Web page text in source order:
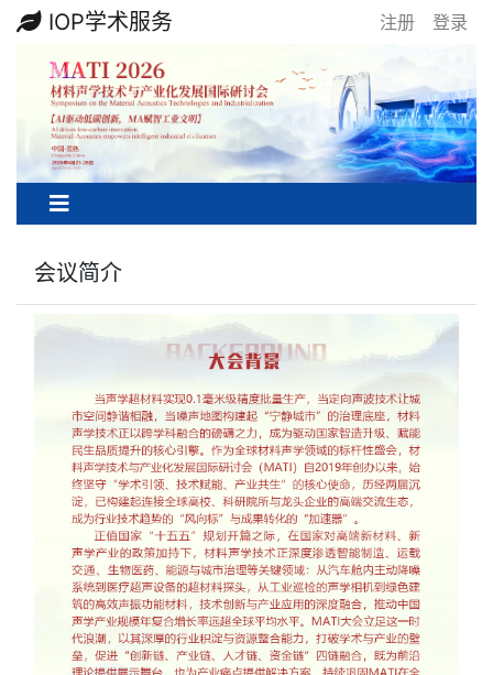
IOP学术服务 注册 登录
会议简介